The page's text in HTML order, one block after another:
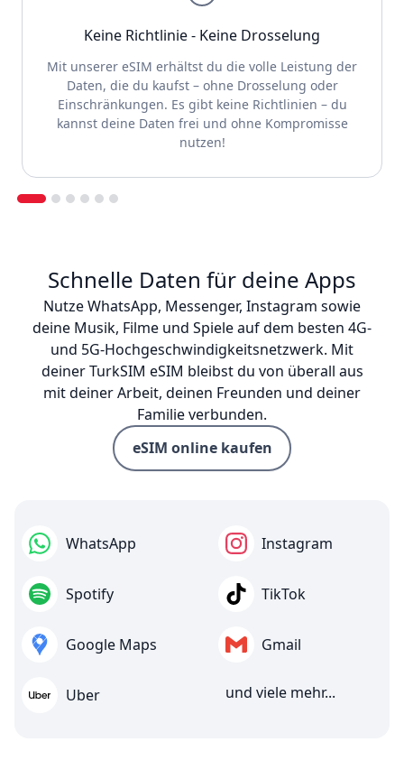
Keine Richtlinie - Keine Drosselung
Mit unserer eSIM erhältst du die volle Leistung der
Daten, die du kaufst – ohne Drosselung oder
Einschränkungen. Es gibt keine Richtlinien – du
kannst deine Daten frei und ohne Kompromisse
nutzen!
Schnelle Daten für deine Apps
Nutze WhatsApp, Messenger, Instagram sowie
deine Musik, Filme und Spiele auf dem besten 4G-
und 5G-Hochgeschwindigkeitsnetzwerk. Mit
deiner TurkSIM eSIM bleibst du von überall aus
mit deiner Arbeit, deinen Freunden und deiner
Familie verbunden.
eSIM online kaufen
WhatsApp Instagram
Spotify TikTok
Google Maps Gmail
Uber und viele mehr...